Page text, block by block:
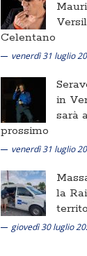
Celentano
venerdì 31 luglio
in
sarà
prossimo
venerdì 31 luglio
la
giovedì 30 luglio